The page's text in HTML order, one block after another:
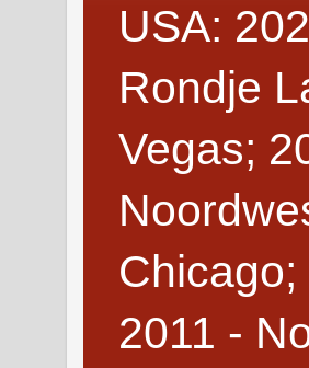
USA:
Rondje
Vegas;
2011 -